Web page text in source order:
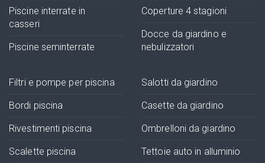
Piscine interrate in
casseri
Piscine seminterrate
Coperture 4 stagioni
Docce da giardino e
nebulizzatori
Filtri e pompe per piscina
Bordi piscina
Rivestimenti piscina
Scalette piscina
Salotti da giardino
Casette da giardino
Ombrelloni da giardino
Tettoie auto in alluminio